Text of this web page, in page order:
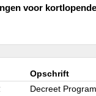
voor
Opschrift
Decreet